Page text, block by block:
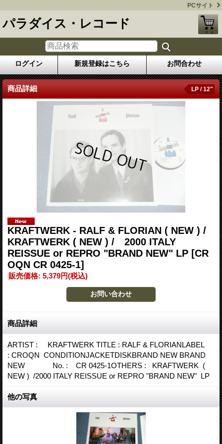
PCサイト
パラダイス・レコード
ログイン 新規登録はこちら お問合わせ
商品詳細 LP / 12"
KRAFTWERK - RALF & FLORIAN ( NEW ) /
KRAFTWERK ( NEW ) / 2000 ITALY
REISSUE or REPRO "BRAND NEW" LP [CR
OQN CR 0425-1]
販売価格: 5,379円(税込)
商品詳細
ARTIST : KRAFTWERK TITLE : RALF & FLORIANLABEL
: CROQN CONDITIONJACKETDISKBRAND NEW BRAND
NEW No. : CR 0425-1OTHERS : KRAFTWERK (
NEW ) /2000 ITALY REISSUE or REPRO "BRAND NEW" LP
他の写真